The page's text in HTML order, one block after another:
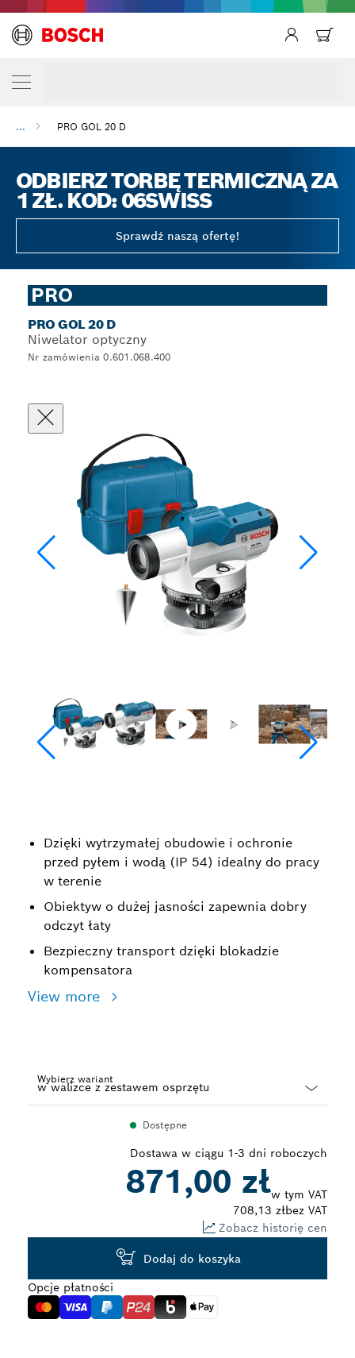
... PRO GOL 20 D
ODBIERZ TORBĘ TERMICZNĄ ZA
1 ZŁ. KOD: 06SWISS
Sprawdź naszą ofertę!
PRO
PRO GOL 20 D
Niwelator optyczny
Nr zamówienia 0.601.068.400
Dzięki wytrzymałej obudowie i ochronie
przed pyłem i wodą (IP 54) idealny do pracy
w terenie
Obiektyw o dużej jasności zapewnia dobry
odczyt łaty
Bezpieczny transport dzięki blokadzie
kompensatora
View more
Wybierz wariant
Dostępne
Dostawa w ciągu 1-3 dni roboczych
871,00 złw tym VAT
708,13 złbez VAT
Zobacz historię cen
Dodaj do koszyka
Opcje płatności